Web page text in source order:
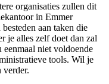
organisaties zullen dit
in Emmer
aan taken die
je alles zelf doet dan zal
eenmaal niet voldoende
tools. Wil je
verder.